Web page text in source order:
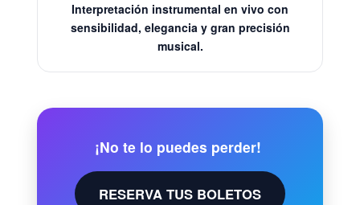
Interpretación instrumental en vivo con
sensibilidad, elegancia y gran precisión
musical.
¡No te lo puedes perder!
RESERVA TUS BOLETOS